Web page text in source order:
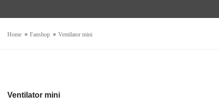
Home Fanshop Ventilator mini
Ventilator mini